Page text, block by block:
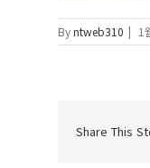
Byntweb310 | 1
Share This